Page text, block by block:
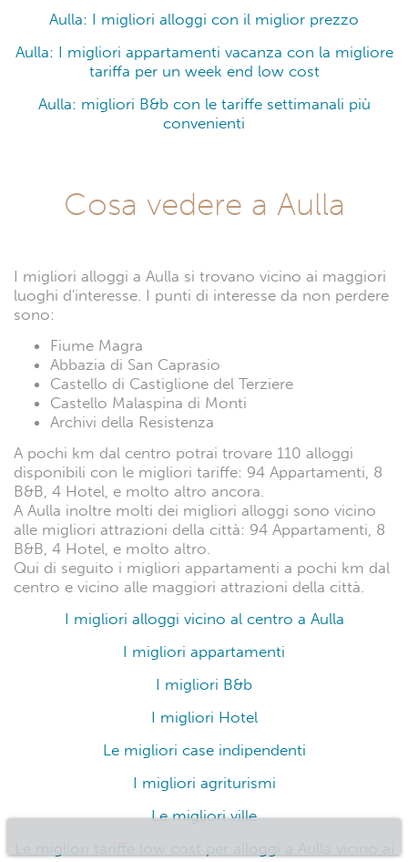
Aulla: I migliori alloggi con il miglior prezzo
Aulla: I migliori appartamenti vacanza con la migliore
tariffa per un week end low cost
Aulla: migliori B&b con le tariffe settimanali più
convenienti
Cosa vedere a Aulla
I migliori alloggi a Aulla si trovano vicino ai maggiori
luoghi d'interesse. I punti di interesse da non perdere
sono:
Fiume Magra
Abbazia di San Caprasio
Castello di Castiglione del Terziere
Castello Malaspina di Monti
Archivi della Resistenza
A pochi km dal centro potrai trovare 110 alloggi
disponibili con le migliori tariffe: 94 Appartamenti, 8
B&B, 4 Hotel, e molto altro ancora.
A Aulla inoltre molti dei migliori alloggi sono vicino
alle migliori attrazioni della città: 94 Appartamenti, 8
B&B, 4 Hotel, e molto altro.
Qui di seguito i migliori appartamenti a pochi km dal
centro e vicino alle maggiori attrazioni della città.
I migliori alloggi vicino al centro a Aulla
I migliori appartamenti
I migliori B&b
I migliori Hotel
Le migliori case indipendenti
I migliori agriturismi
Le migliori ville
Le migliori tariffe low cost per alloggi a Aulla vicino ai